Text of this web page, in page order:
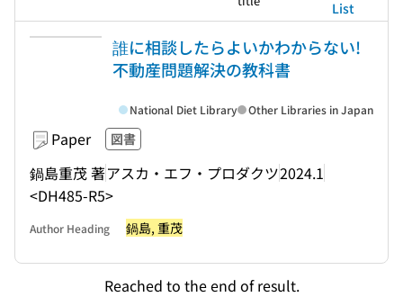
List
誰に相談したらよいかわからない!
不動産問題解決の教科書
Paper 図書
鍋島重茂 著アスカ・エフ・プロダクツ2024.1
<DH485-R5>
National Diet Library Other Libraries in Japan
Author Heading 鍋島, 重茂
Reached to the end of result.